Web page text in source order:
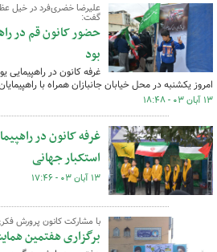
علیرضا خضری‌فرد در خیل
گفت:
بود
امروز یکشنبه در محل خیابان جانبازان همراه با
۱۳ آبان ۰۳ - ۱۸:۴۸
استکبار جهانی
۱۳ آبان ۰۳ - ۱۷:۴۶
با مشارکت کانون پرورش
برگزاری هفتمین